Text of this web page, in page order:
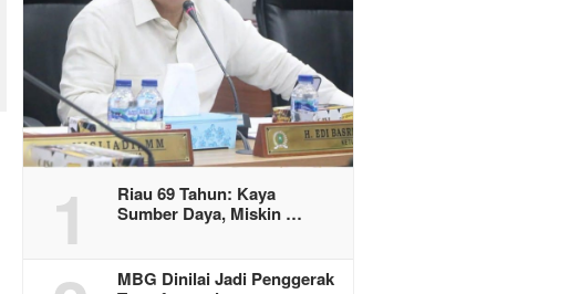
1
Riau 69 Tahun: Kaya
Sumber Daya, Miskin …
MBG Dinilai Jadi Penggerak